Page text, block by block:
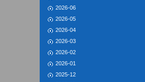
2026-06
2026-05
2026-04
2026-03
2026-02
2026-01
2025-12